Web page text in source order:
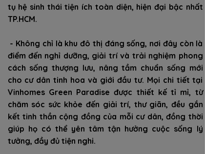
tụ hệ sinh thái tiện ích toàn diện, hiện đại bậc nhất
TP.HCM.
- Không chỉ là khu đô thị đáng sống, nơi đây còn là
điểm đến nghỉ dưỡng, giải trí và trải nghiệm phong
cách sống thượng lưu, nâng tầm chuẩn sống mới
cho cư dân tinh hoa và giới đầu tư. Mọi chi tiết tại
Vinhomes Green Paradise được thiết kế tỉ mỉ, từ
chăm sóc sức khỏe đến giải trí, thư giãn, đều gắn
kết tinh thần cộng đồng của mỗi cư dân, đồng thời
giúp họ có thể yên tâm tận hưởng cuộc sống lý
tưởng, đầy đủ tiện nghi.